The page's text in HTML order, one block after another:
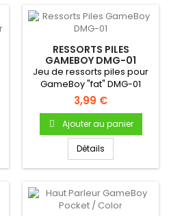
RESSORTS PILES
GAMEBOY DMG-01
Jeu de ressorts piles pour
GameBoy "fat" DMG-01
3,99 €
Ajouter au panier
Détails